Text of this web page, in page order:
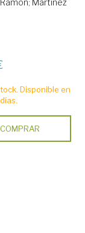
; Martínez
Disponible en
COMPRAR